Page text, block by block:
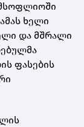
ხელი
და მშრალი
ფასების